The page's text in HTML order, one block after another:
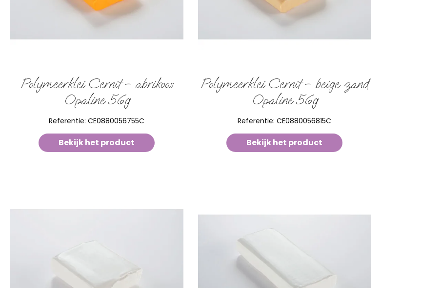
Polymeerklei Cernit – abrikoos
Opaline 56g
Referentie:CE0880056755C
Bekijk het product
Polymeerklei Cernit – beige zand
Opaline 56g
Referentie:CE0880056815C
Bekijk het product